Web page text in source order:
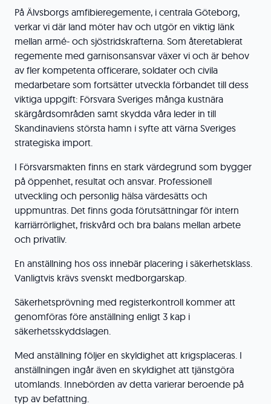
På Älvsborgs amfibieregemente, i centrala Göteborg,
verkar vi där land möter hav och utgör en viktig länk
mellan armé- och sjöstridskrafterna. Som återetablerat
regemente med garnisonsansvar växer vi och är behov
av fler kompetenta officerare, soldater och civila
medarbetare som fortsätter utveckla förbandet till dess
viktiga uppgift: Försvara Sveriges många kustnära
skärgårdsområden samt skydda våra leder in till
Skandinaviens största hamn i syfte att värna Sveriges
strategiska import.
I Försvarsmakten finns en stark värdegrund som bygger
på öppenhet, resultat och ansvar. Professionell
utveckling och personlig hälsa värdesätts och
uppmuntras. Det finns goda förutsättningar för intern
karriärrörlighet, friskvård och bra balans mellan arbete
och privatliv.
En anställning hos oss innebär placering i säkerhetsklass.
Vanligtvis krävs svenskt medborgarskap.
Säkerhetsprövning med registerkontroll kommer att
genomföras före anställning enligt 3 kap i
säkerhetsskyddslagen.
Med anställning följer en skyldighet att krigsplaceras. I
anställningen ingår även en skyldighet att tjänstgöra
utomlands. Innebörden av detta varierar beroende på
typ av befattning.